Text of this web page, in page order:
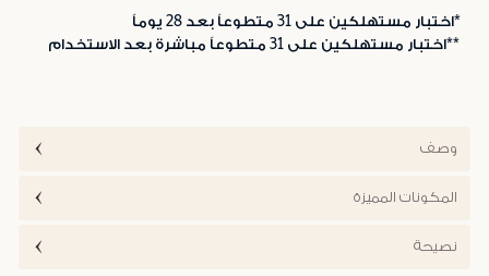
*اختبار مستهلكين على 31 متطوعاً بعد 28 يوماً
**اختبار مستهلكين على 31 متطوعاً مباشرة بعد الاستخدام
وصف
المكونات المميزة
نصيحة